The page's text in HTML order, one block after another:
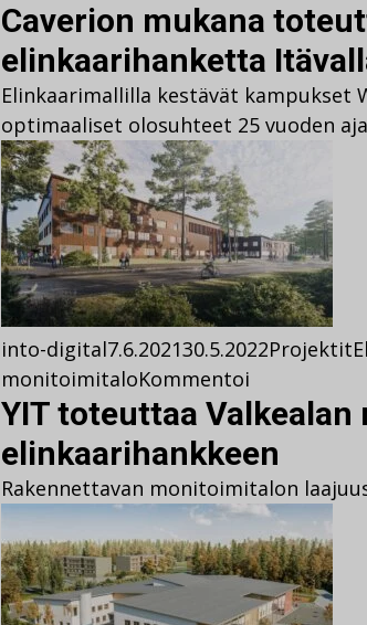
Caverion mukana
elinkaarihanketta
Elinkaarimallilla kestävät kampukset
optimaaliset olosuhteet 25 vuoden
into-digital7.6.202130.5.2022Projektit
monitoimitaloKommentoi
YIT toteuttaa
elinkaarihankkeen
Rakennettavan monitoimitalon